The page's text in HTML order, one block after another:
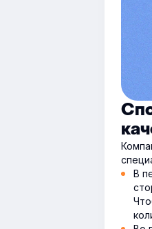
В